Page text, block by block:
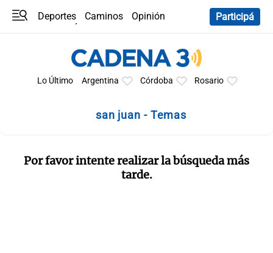
Deportes Caminos
Opinión
Participá
Lo Último Argentina Córdoba Rosario
san juan - Temas
Por favor intente realizar la búsqueda más
tarde.